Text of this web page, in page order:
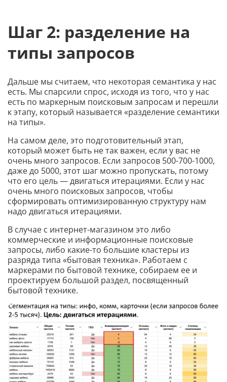
Шаг 2: разделение на
типы запросов
Дальше мы считаем, что некоторая семантика у нас
есть. Мы спарсили спрос, исходя из того, что у нас
есть по маркерным поисковым запросам и перешли
к этапу, который называется «разделение семантики
на типы».
На самом деле, это подготовительный этап,
который может быть не так важен, если у вас не
очень много запросов. Если запросов 500-700-1000,
даже до 5000, этот шаг можно пропускать, потому
что его цель — двигаться итерациями. Если у нас
очень много поисковых запросов, чтобы
сформировать оптимизированную структуру нам
надо двигаться итерациями.
В случае с интернет-магазином это либо
коммерческие и информационные поисковые
запросы, либо какие-то большие кластеры из
разряда типа «бытовая техника». Работаем с
маркерами по бытовой технике, собираем ее и
проектируем большой раздел, посвященный
бытовой технике.